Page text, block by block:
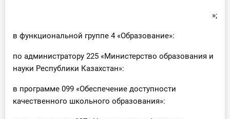
»;
в функциональной группе 4 «Образование»:
по администратору 225 «Министерство образования и
науки Республики Казахстан»:
в программе 099 «Обеспечение доступности
качественного школьного образования»: